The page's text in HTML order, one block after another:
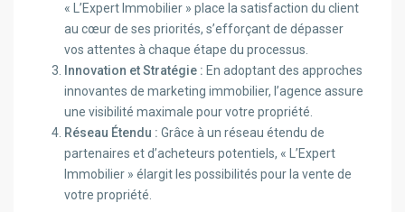
« L’Expert Immobilier » place la satisfaction du client
au cœur de ses priorités, s’efforçant de dépasser
vos attentes à chaque étape du processus.
Innovation et Stratégie : En adoptant des approches
innovantes de marketing immobilier, l’agence assure
une visibilité maximale pour votre propriété.
Réseau Étendu : Grâce à un réseau étendu de
partenaires et d’acheteurs potentiels, « L’Expert
Immobilier » élargit les possibilités pour la vente de
votre propriété.